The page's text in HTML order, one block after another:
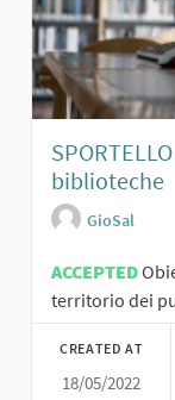
biblioteche
GioSal
ACCEPTED
territorio dei
CREATED AT
18/05/2022